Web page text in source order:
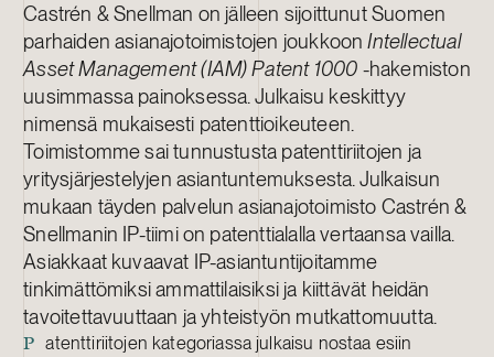
Castrén & Snellman on jälleen sijoittunut Suomen
parhaiden asianajotoimistojen joukkoonIntellectual
Asset Management (IAM) Patent 1000 -hakemiston
uusimmassa painoksessa. Julkaisu keskittyy
nimensä mukaisesti patenttioikeuteen.
Toimistomme sai tunnustusta patenttiriitojen ja
yritysjärjestelyjen asiantuntemuksesta. Julkaisun
mukaan täyden palvelun asianajotoimisto Castrén &
Snellmanin IP-tiimi on patenttialalla vertaansa vailla.
Asiakkaat kuvaavat IP-asiantuntijoitamme
tinkimättömiksi ammattilaisiksi ja kiittävät heidän
tavoitettavuuttaan ja yhteistyön mutkattomuutta.
P
atenttiriitojen kategoriassa julkaisu nostaa esiin